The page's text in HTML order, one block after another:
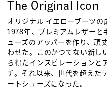
The Original Icon
オリジナル イエローブーツの
1978年、プレミアムレザーと
ューズのアッパーを作り、頑
わせた。このかつてない新し
ら得たインスピレーションと
チ。それ以来、世代を超えた
ートシューズになった。